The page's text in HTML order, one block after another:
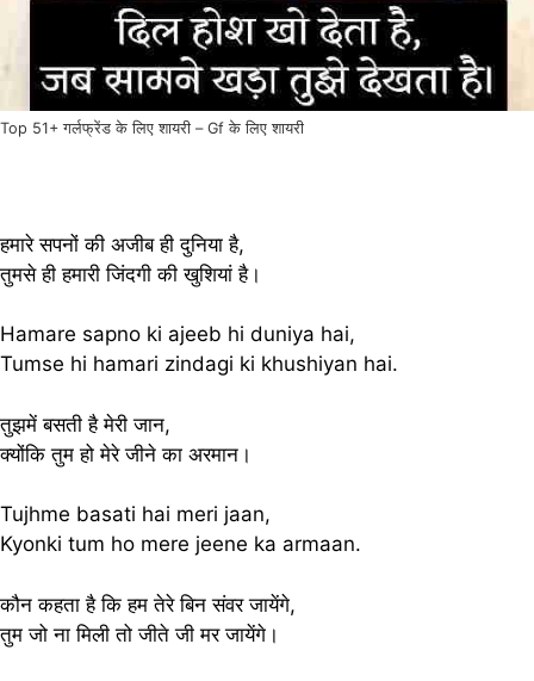
Top 51+ गर्लफ्रेंड के लिए शायरी – Gf के लिए शायरी
हमारे सपनों की अजीब ही दुनिया है,
तुमसे ही हमारी जिंदगी की खुशियां है।
Hamare sapno ki ajeeb hi duniya hai,
Tumse hi hamari zindagi ki khushiyan hai.
तुझमें बसती है मेरी जान,
क्योंकि तुम हो मेरे जीने का अरमान।
Tujhme basati hai meri jaan,
Kyonki tum ho mere jeene ka armaan.
कौन कहता है कि हम तेरे बिन संवर जायेंगे,
तुम जो ना मिली तो जीते जी मर जायेंगे।